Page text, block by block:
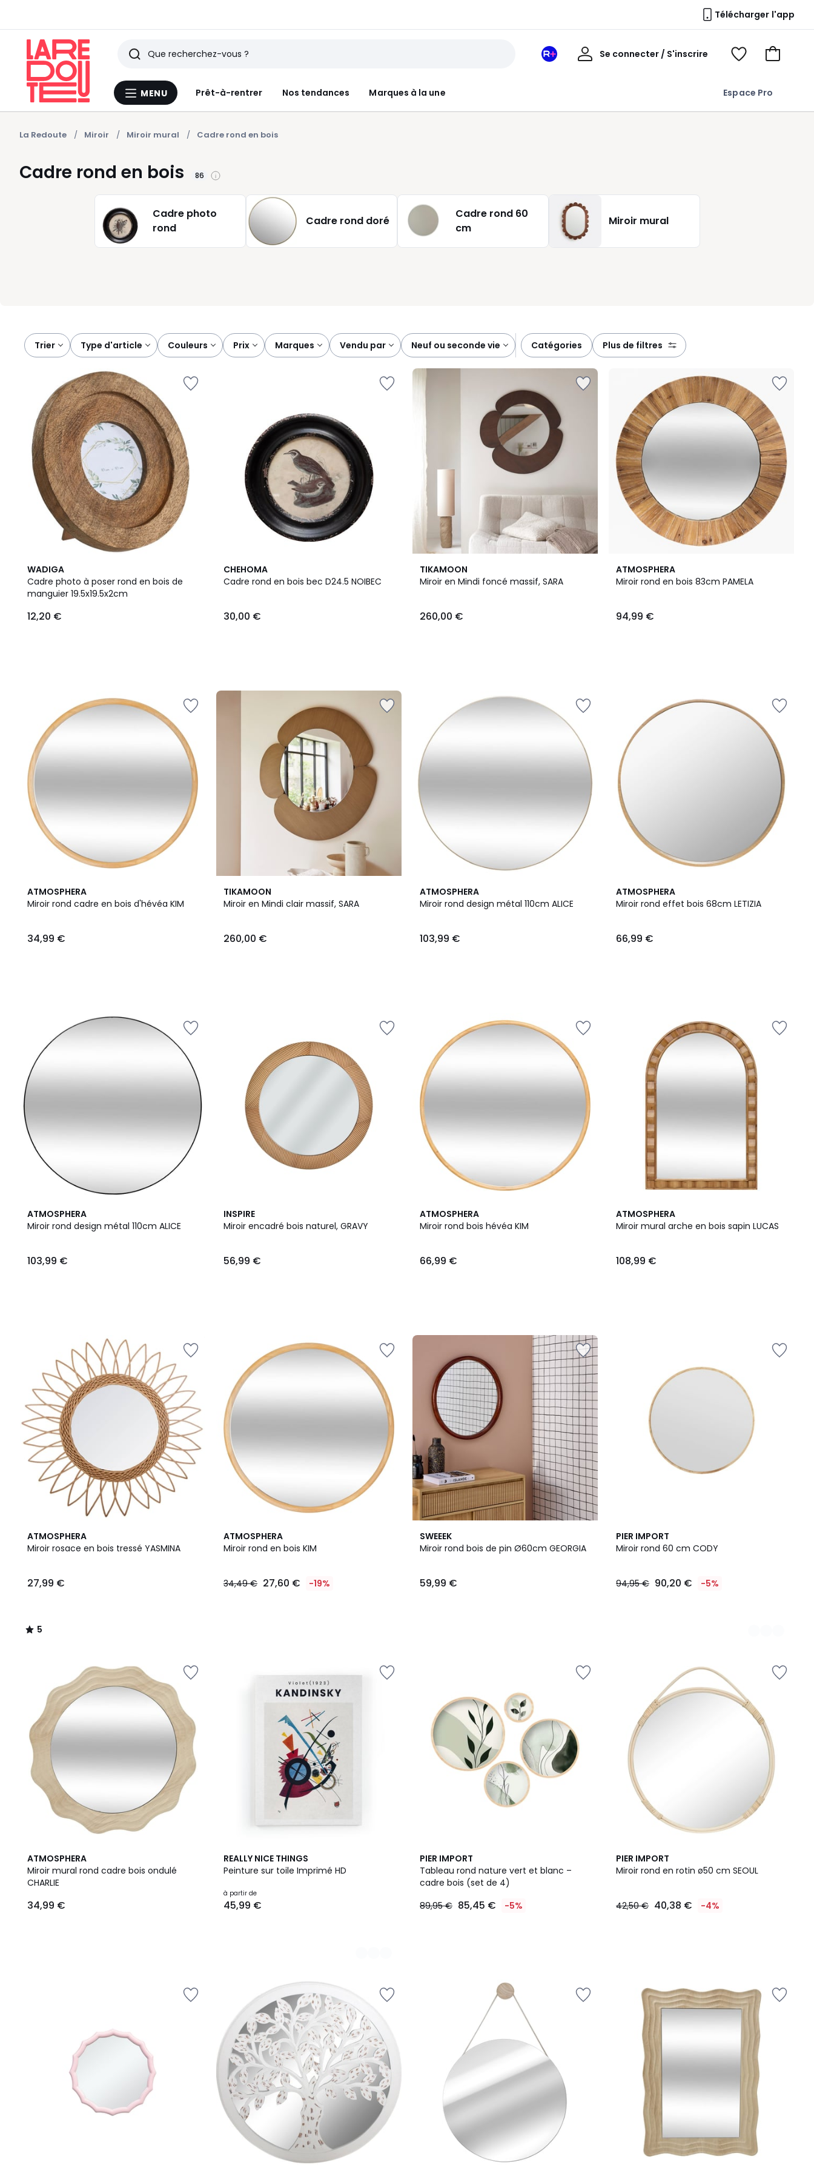
Télécharger l'app
Menu
MENU Prêt-à-rentrer Nos tendances Marques à la une Espace Pro
Rechercher
Derniers
articles
vus
Mon
Se connecter / S'inscrire
Mon
Voir
Voir
La Redoute Miroir Miroir mural Cadre rond en bois
Cadre rond en bois 86
Cadre photo
rond
Cadre rond doré
Cadre rond 60
cm
Miroir mural
Trier type d'article couleurs prix marques vendu par neuf ou seconde vie catégories plus de filtres
WADIGA
Cadre photo à poser rond en bois de
manguier 19.5x19.5x2cm
€.
12,20 €
CHEHOMA
Cadre rond en bois bec D24.5 NOIBEC
30,00 €
TIKAMOON
Miroir en Mindi foncé massif, SARA
260,00 €
ATMOSPHERA
Miroir rond en bois 83cm PAMELA
94,99 €
ATMOSPHERA
Miroir rond cadre en bois d'hévéa KIM
34,99 €
TIKAMOON
Miroir en Mindi clair massif, SARA
260,00 €
ATMOSPHERA
Miroir rond design métal 110cm ALICE
103,99 €
ATMOSPHERA
Miroir rond effet bois 68cm LETIZIA
66,99 €
ATMOSPHERA
Miroir rond design métal 110cm ALICE
103,99 €
INSPIRE
Miroir encadré bois naturel, GRAVY
56,99 €
ATMOSPHERA
Miroir rond bois hévéa KIM
66,99 €
ATMOSPHERA
Miroir mural arche en bois sapin LUCAS
108,99 €
ATMOSPHERA
Miroir rosace en bois tressé YASMINA
27,99 €
5
/
5
/
ATMOSPHERA
Miroir rond en bois KIM
34,49 € 27,60 € -19%
SWEEEK
Miroir rond bois de pin Ø60cm GEORGIA
59,99 €
PIER IMPORT
Miroir rond 60 cm CODY
94,95 € 90,20 € -5%
4
Couleurs
ATMOSPHERA
Miroir mural rond cadre bois ondulé
CHARLIE
34,99 €
REALLY NICE THINGS
Peinture sur toile Imprimé HD
à partir de
45,99 €
178
Couleurs
PIER IMPORT
Tableau rond nature vert et blanc –
cadre bois (set de 4)
89,95 € 85,45 € -5%
PIER IMPORT
Miroir rond en rotin ø50 cm SEOUL
42,50 € 40,38 € -4%